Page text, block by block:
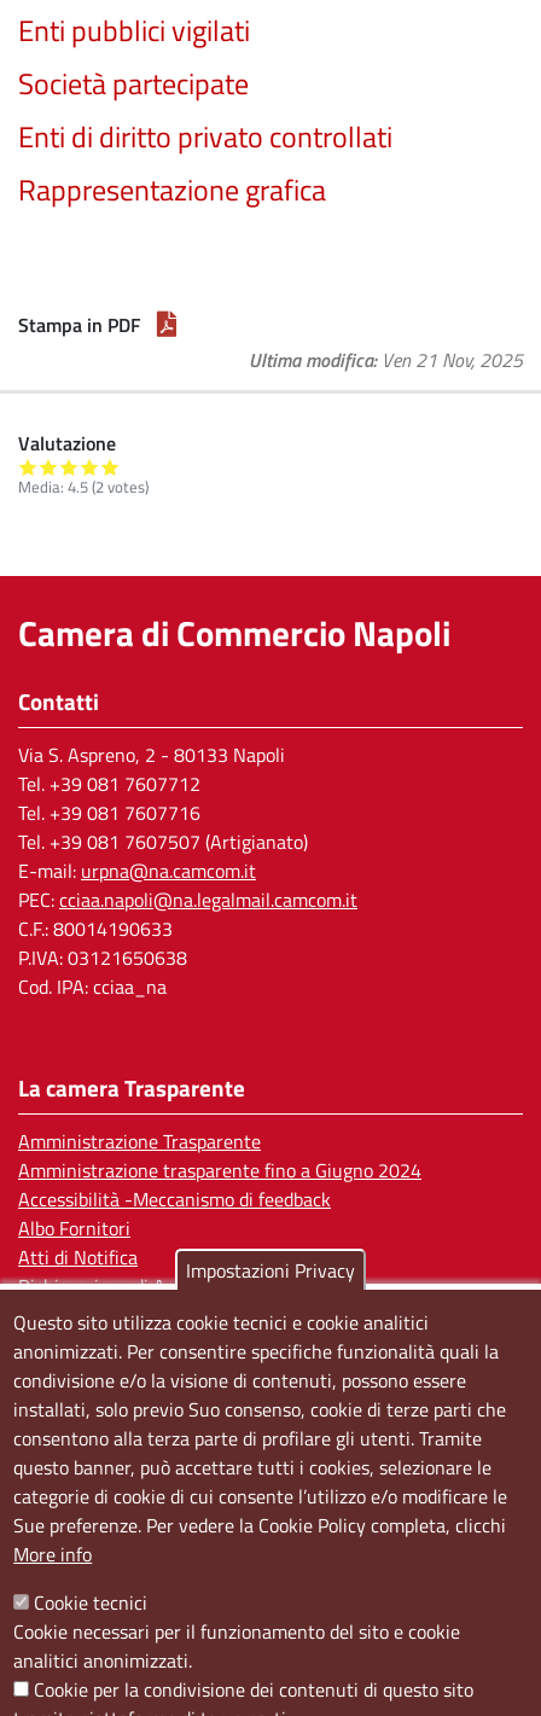
Enti pubblici vigilati
Società partecipate
Enti di diritto privato controllati
Rappresentazione grafica
Stampa in PDF
Ultima modifica Ven 21 Nov, 2025
Valutazione
Media: 4.5(2votes)
Camera di Commercio Napoli
Contatti
Via S. Aspreno, 2 - 80133 Napoli
Tel. +39 081 7607712
Tel. +39 081 7607716
Tel. +39 081 7607507 (Artigianato)
E-mail: urpna@na.camcom.it
PEC:cciaa.napoli@na.legalmail.camcom.it
C.F.: 80014190633
P.IVA: 03121650638
Cod. IPA: cciaa_na
La camera Trasparente
Amministrazione Trasparente
Amministrazione trasparente fino a Giugno 2024
Accessibilità -Meccanismo di feedback
Albo Fornitori
Atti di Notifica
Dichiarazione di Accessibilità
Sedi e orari
Sede Centrale:
Via S. Aspreno, 2, 80133 Napoli NA
Sede Secondaria:
Corso Meridionale, 58 80143 Napoli NA
Orari
Il venerdì dalle ore 8.50 alle ore 11.00
Social
Impostazioni Privacy
Questo sito utilizza cookie tecnici e cookie analitici
anonimizzati. Per consentire specifiche funzionalità quali la
condivisione e/o la visione di contenuti, possono essere
installati, solo previo Suo consenso, cookie di terze parti che
consentono alla terza parte di profilare gli utenti. Tramite
questo banner, può accettare tutti i cookies, selezionare le
categorie di cookie di cui consente l’utilizzo e/o modificare le
Sue preferenze. Per vedere la Cookie Policy completa, clicchi
More info
Cookie tecnici
Cookie necessari per il funzionamento del sito e cookie
analitici anonimizzati.
Cookie per la condivisione dei contenuti di questo sito